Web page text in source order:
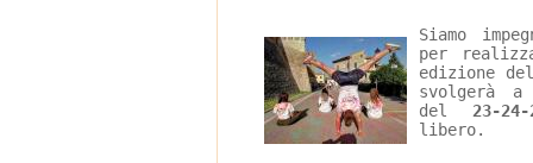
Siamo
per
edizione
svolgerà
del 23-
libero.